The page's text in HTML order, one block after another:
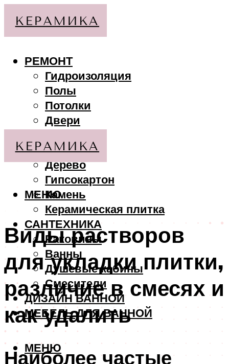
РЕМОНТ
Гидроизоляция
Полы
Потолки
Двери
МАТЕРИАЛЫ
Дерево
Гипсокартон
Камень
Керамическая плитка
САНТЕХНИКА
Раковины
Ванны
Душевые кабины
Смесители
ДИЗАЙН ВАННОЙ
МЕБЕЛЬ ДЛЯ ВАННОЙ
МЕНЮ
МЕНЮ
Виды растворов
для укладки плитки,
различие в смесях и
как удалить
Наиболее частые